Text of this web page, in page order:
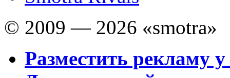
© 2009 — 2026 «smotra»
Разместить рекламу у